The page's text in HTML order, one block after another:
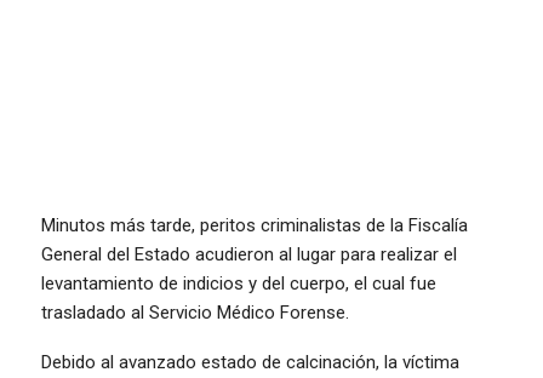
Minutos más tarde, peritos criminalistas de la Fiscalía
General del Estado acudieron al lugar para realizar el
levantamiento de indicios y del cuerpo, el cual fue
trasladado al Servicio Médico Forense.
Debido al avanzado estado de calcinación, la víctima